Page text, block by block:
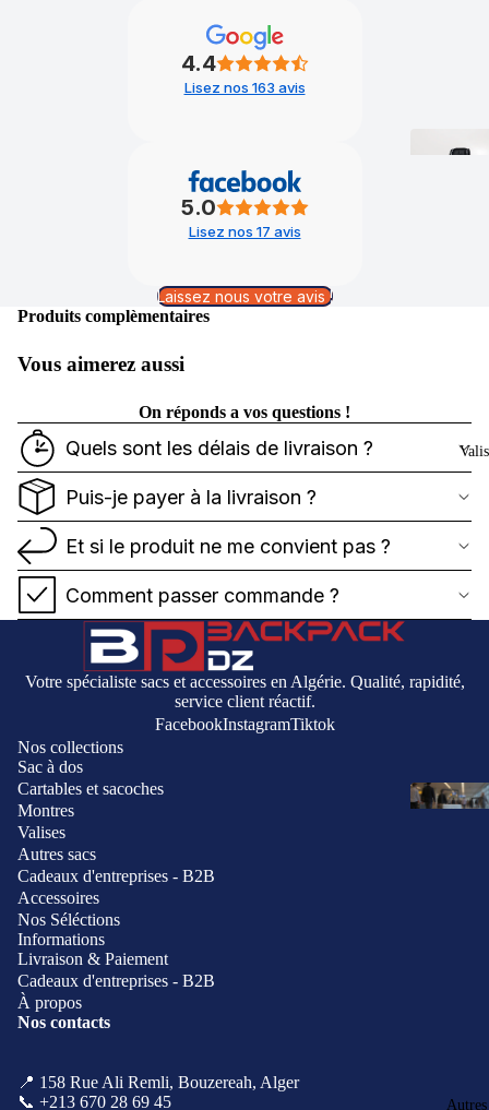
Autres
4.4
Lisez nos 163 avis
5.0
Lisez nos 17 avis
Laissez nous votre avis !
Produits complèmentaires
Vous aimerez aussi
On réponds a vos questions !
Quels sont les délais de livraison ?
Puis-je payer à la livraison ?
Et si le produit ne me convient pas ?
Comment passer commande ?
Votre spécialiste sacs et accessoires en Algérie. Qualité, rapidité,
service client réactif.
FacebookInstagramTiktok
Nos collections
Sac à dos
Cartables et sacoches
Montres
Valises
Autres sacs
Cadeaux d'entreprises - B2B
Accessoires
Nos Séléctions
Informations
Livraison & Paiement
Cadeaux d'entreprises - B2B
À propos
Nos contacts
📍 158 Rue Ali Remli, Bouzereah, Alger
📞 +213 670 28 69 45
Politique de remboursement
Coordonnées